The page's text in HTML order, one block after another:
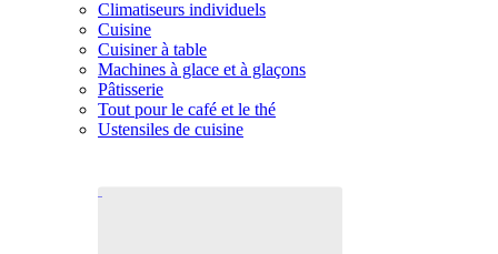
Climatiseurs individuels
Cuisine
Cuisiner à table
Machines à glace et à glaçons
Pâtisserie
Tout pour le café et le thé
Ustensiles de cuisine